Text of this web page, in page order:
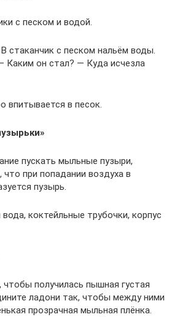
с песком и водой.
стаканчик с песком нальём воды.
Каким он стал? — Куда исчезла
впитывается в песок.
пускать мыльные пузыри,
при попадании воздуха в
пузырь.
коктейльные трубочки, корпус
чтобы получилась пышная густая
ладони так, чтобы между ними
прозрачная мыльная плёнка.